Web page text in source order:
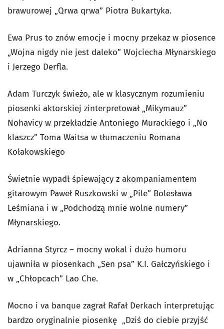
brawurowej „Qrwa qrwa” Piotra Bukartyka.
Ewa Prus to znów emocje i mocny przekaz w piosence
„Wojna nigdy nie jest daleko” Wojciecha Młynarskiego
i Jerzego Derfla.
Adam Turczyk świeżo, ale w klasycznym rozumieniu
piosenki aktorskiej zinterpretował „Mikymauz”
Nohavicy w przekładzie Antoniego Murackiego i „No
klaszcz” Toma Waitsa w tłumaczeniu Romana
Kołakowskiego
Świetnie wypadł śpiewający z akompaniamentem
gitarowym Paweł Ruszkowski w „Pile” Bolesława
Leśmiana i w „Podchodzą mnie wolne numery”
Młynarskiego.
Adrianna Styrcz – mocny wokal i dużo humoru
ujawniła w piosenkach „Sen psa” K.I. Gałczyńskiego i
w „Chłopcach” Lao Che.
Mocno i va banque zagrał Rafał Derkach interpretując
bardzo oryginalnie piosenkę „Dziś do ciebie przyjść